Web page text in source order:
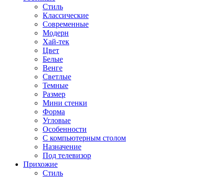
Стиль
Классические
Современные
Модерн
Хай-тек
Цвет
Белые
Венге
Светлые
Темные
Размер
Мини стенки
Форма
Угловые
Особенности
С компьютерным столом
Назначение
Под телевизор
Прихожие
Стиль